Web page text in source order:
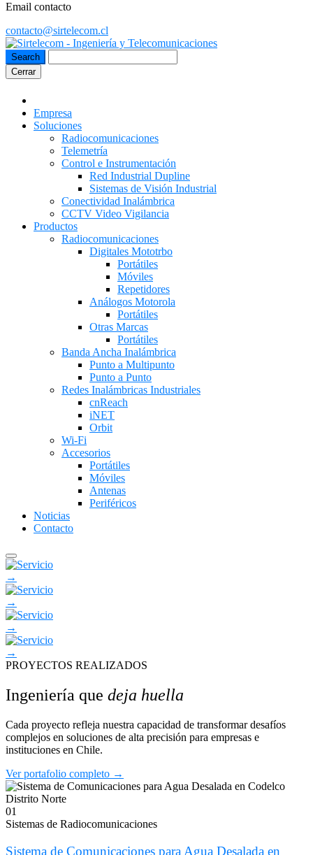
Email contacto
contacto@sirtelecom.cl
Cerrar
Empresa
Soluciones
Radiocomunicaciones
Telemetría
Control e Instrumentación
Red Industrial Dupline
Sistemas de Visión Industrial
Conectividad Inalámbrica
CCTV Video Vigilancia
Productos
Radiocomunicaciones
Digitales Mototrbo
Portátiles
Móviles
Repetidores
Análogos Motorola
Portátiles
Otras Marcas
Portátiles
Banda Ancha Inalámbrica
Punto a Multipunto
Punto a Punto
Redes Inalámbricas Industriales
cnReach
iNET
Orbit
Wi-Fi
Accesorios
Portátiles
Móviles
Antenas
Periféricos
Noticias
Contacto
→
→
→
→
PROYECTOS REALIZADOS
Ingeniería que deja huella
Cada proyecto refleja nuestra capacidad de transformar desafíos
complejos en soluciones de alta precisión para empresas e
instituciones en Chile.
Ver portafolio completo →
01
Sistemas de Radiocomunicaciones
Sistema de Comunicaciones para Agua Desalada en